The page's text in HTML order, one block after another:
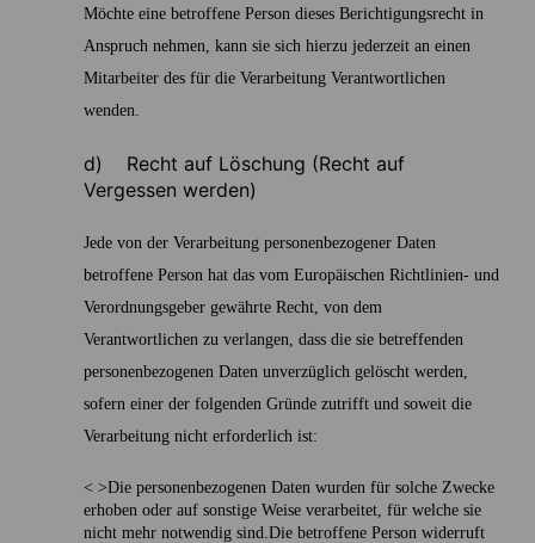
Möchte eine betroffene Person dieses Berichtigungsrecht in
Anspruch nehmen, kann sie sich hierzu jederzeit an einen
Mitarbeiter des für die Verarbeitung Verantwortlichen
wenden.
d) Recht auf Löschung (Recht auf
Vergessen werden)
Jede von der Verarbeitung personenbezogener Daten
betroffene Person hat das vom Europäischen Richtlinien- und
Verordnungsgeber gewährte Recht, von dem
Verantwortlichen zu verlangen, dass die sie betreffenden
personenbezogenen Daten unverzüglich gelöscht werden,
sofern einer der folgenden Gründe zutrifft und soweit die
Verarbeitung nicht erforderlich ist:
< >Die personenbezogenen Daten wurden für solche Zwecke
erhoben oder auf sonstige Weise verarbeitet, für welche sie
nicht mehr notwendig sind. Die betroffene Person widerruft